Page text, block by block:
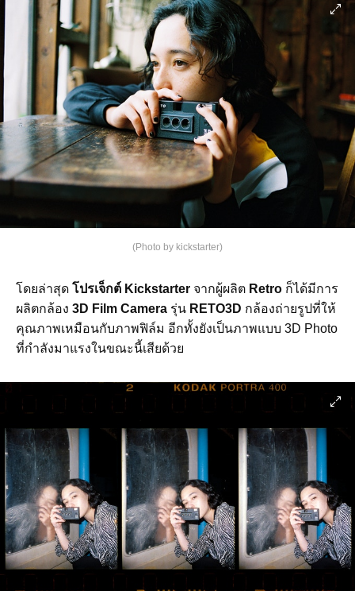
(Photo by kickstarter)
โดยล่าสุด โปรเจ็กต์ Kickstarter จากผู้ผลิต Retro ก็ได้มีการ
ผลิตกล้อง 3D Film Camera รุ่น RETO3D กล้องถ่ายรูปที่ให้
คุณภาพเหมือนกับภาพฟิล์ม อีกทั้งยังเป็นภาพแบบ 3D Photo
ที่กำลังมาแรงในขณะนี้เสียด้วย